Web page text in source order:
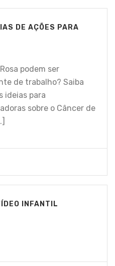
DE AÇÕES PARA
podem ser
de trabalho? Saiba
ideias para
sobre o Câncer de
INFANTIL